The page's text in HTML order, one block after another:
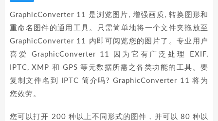
GraphicConverter 11 是浏览图片, 增强画质, 转换图形和
重命名图件的通用工具。只需简单地将一个文件夹拖放至
GraphicConverter 11 内即可阅览您的图片了。专业用户
喜爱 GraphicConverter 11 因为它有广泛处理 EXIF,
IPTC, XMP 和 GPS 等元数据所需之各类功能的工具。要
复制文件名到 IPTC 简介吗? GraphicConverter 11 将为
您效劳。
您可以打开 200 种以上不同形式的图件，并可以 80 种以